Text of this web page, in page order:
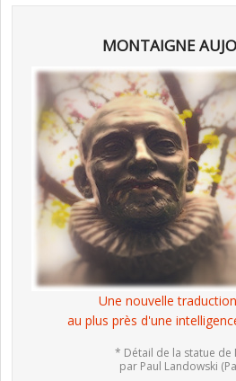
MONTAIGNE
Une nouvelle
au plus près d'une
* Détail de la statue de
par Paul Landowski